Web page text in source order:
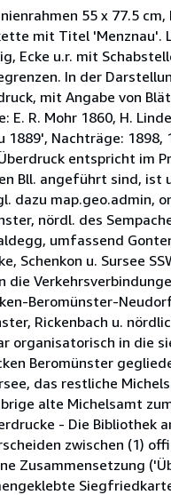
55 x 77.5
mit Titel 'Menznau'.
Ecke u.r. mit
In der
mit Angabe von
R. Mohr 1860, H.
Nachträge: 1898,
entspricht im
Bll. angeführt sind,
dazu map.geo.admin,
nördl. des
umfassend
Schenkon u. Sursee
die
Beromünster-
Rickenbach u.
in die
Beromünster
das restliche
alte Michelsamt
- Die Bibliothek
zwischen (1)
Zusammensetzung